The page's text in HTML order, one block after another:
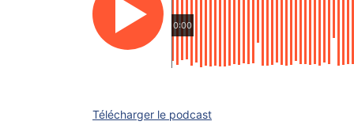
0:00
Télécharger le podcast